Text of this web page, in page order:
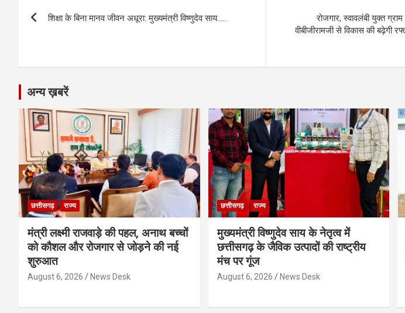
o
g
A
a
n
शिक्षा के बिना मानव जीवन अधूरा: मुख्यमंत्री विष्णुदेव साय…..
रोजगार, स्वावलंबी युक्त ग्राम
वीबीजीरामजी से विकास की बढ़ेगी
अन्य ख़बरें
छत्तीसगढ़ राज्य
मंत्री लक्ष्मी राजवाड़े की पहल, अनाथ बच्चों
को कौशल और रोजगार से जोड़ने की नई
शुरुआत
August 6, 2026 News Desk
छत्तीसगढ़ राज्य
मुख्यमंत्री विष्णुदेव साय के नेतृत्व में
छत्तीसगढ़ के जैविक उत्पादों की राष्ट्रीय
मंच पर गूंज
August 6, 2026 News Desk